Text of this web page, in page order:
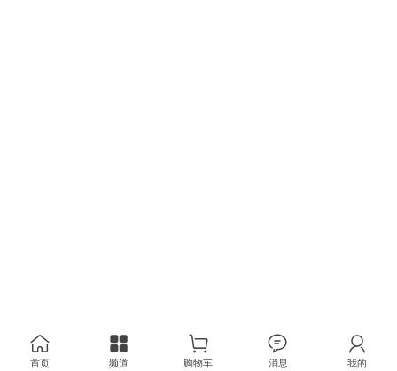
首页 频道 购物车 消息 我的